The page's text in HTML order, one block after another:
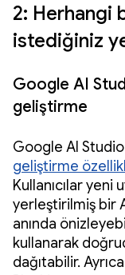
2: Herhangi
istediğiniz
Google AI
geliştirme
Google AI Studio
geliştirme
Kullanıcılar yeni
yerleştirilmiş bir
anında
kullanarak
dağıtabilir.